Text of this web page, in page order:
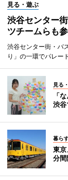
見る・遊ぶ
渋谷センター
ツチームらも
渋谷センター街・バ
り」の一環でパレー
見る
「
渋
暮ら
東
分